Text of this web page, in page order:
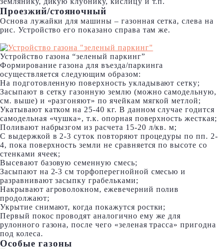
Проезжий/стояночный
Основа лужайки для машины – газонная сетка, слева на
рис. Устройство его показано справа там же.
Устройство газона “зеленый паркинг”
Формирование газона для въезда/паркинга
осуществляется следующим образом:
На подготовленную поверхность укладывают сетку;
Засыпают в сетку газонную землю (можно самодельную,
см. выше) и «разгоняют» по ячейкам мягкой метлой;
Укатывают катком на 25-40 кг. В данном случае годится
самодельная «чушка», т.к. опорная поверхность жесткая;
Поливают набрызгом из расчета 15-20 л/кв. м;
С выдержкой в 2-3 суток повторяют процедуры по пп. 2-
4, пока поверхность земли не сравняется по высоте со
стенками ячеек;
Высевают базовую семенную смесь;
Засыпают на 2-3 см торфоперегнойной смесью и
разравнивают засыпку грабельками;
Накрывают агроволокном, ежевечерний полив
продолжают;
Укрытие снимают, когда покажутся ростки;
Первый покос проводят аналогично ему же для
рулонного газона, после чего «зеленая трасса» пригодна
под колеса.
Особые газоны